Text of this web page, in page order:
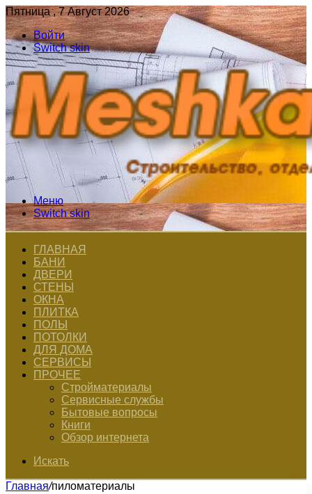
Пятница , 7 Август 2026
Войти
Switch skin
Меню
Switch skin
ГЛАВНАЯ
БАНИ
ДВЕРИ
СТЕНЫ
ОКНА
ПЛИТКА
ПОЛЫ
ПОТОЛКИ
ДЛЯ ДОМА
СЕРВИСЫ
ПРОЧЕЕ
Стройматериалы
Сервисные службы
Бытовые вопросы
Книги
Обзор интернета
Искать
Главная/пиломатериалы